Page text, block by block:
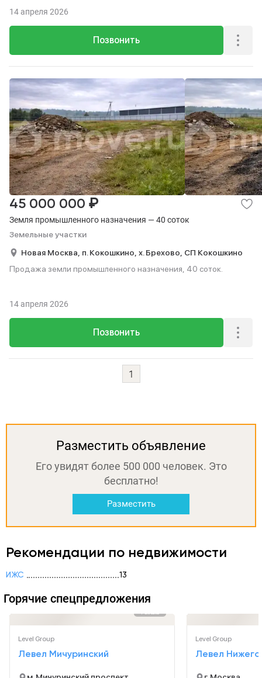
Позвонить
14 апреля 2026
Земля промышленного назначения — 40 соток
Земельные участки
45 000 000 ₽
Новая Москва, п. Кокошкино, х. Брехово, СП Кокошкино
Продажа земли промышленного назначения, 40 соток.
Позвонить
14 апреля 2026
1
Разместить объявление
Его увидят более 500 000 человек. Это
бесплатно!
Разместить
Рекомендации по недвижимости
ИЖС 13
Горячие спецпредложения
Level Group
Левел Мичуринский
Level Group
Левел